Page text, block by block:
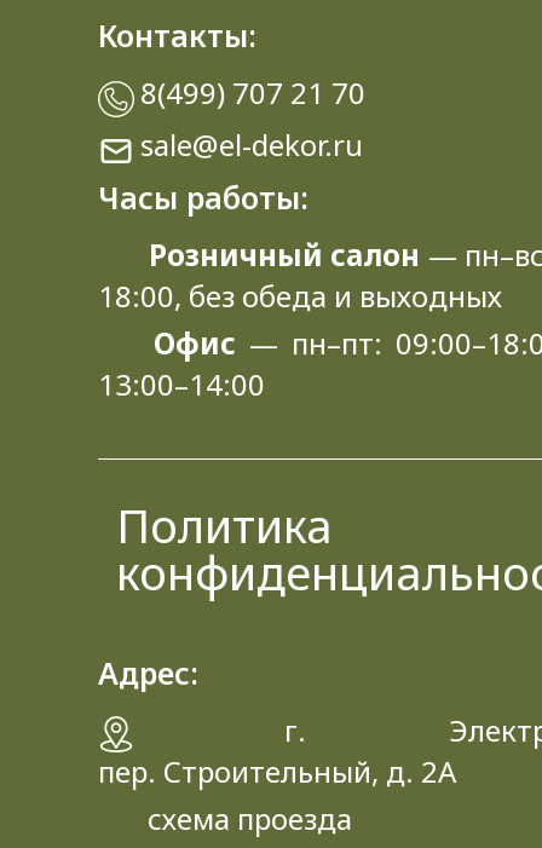
Контакты:
8(499) 707 21 70
sale@el-dekor.ru
Часы работы:
Розничный салон —
18:00, без обеда и выходных
Офис — пн–пт:
13:00–14:00
Политика
Адрес:
г.
пер. Строительный, д. 2A
схема проезда